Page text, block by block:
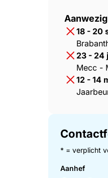
18 - 20
23 - 24
Mecc -
12 - 14
* = verplicht
Aanhef